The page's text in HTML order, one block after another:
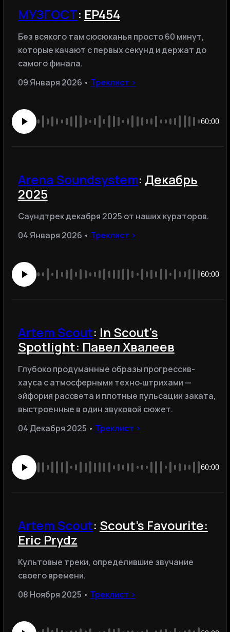
МУЗГОСТ: EP454
Без всякого там сюсюканья просто 60 минут,
которые качают с первых секунд и держат до
самого финала.
09 Января 2026 • Треклист ›
60:00
Arena Soundsystem: Декабрь
2025
Саундтрек декабря 2025 от наших кураторов.
04 Января 2026 • Треклист ›
60:00
Artem Scout: In Scout's
Spotlight: Павел Хвалеев
Глубоко продуманные образы прогрессив-
хауса с атмосферными техно‑штрихами —
эйфория рассвета и плотные пульсации заката,
выстроенные в один звуковой сюжет.
04 Декабря 2025 • Треклист ›
60:00
Artem Scout: Scout's Favourite:
Eric Prydz
Культовые треки, определившие звучание
своего времени.
08 Ноября 2025 • Треклист ›